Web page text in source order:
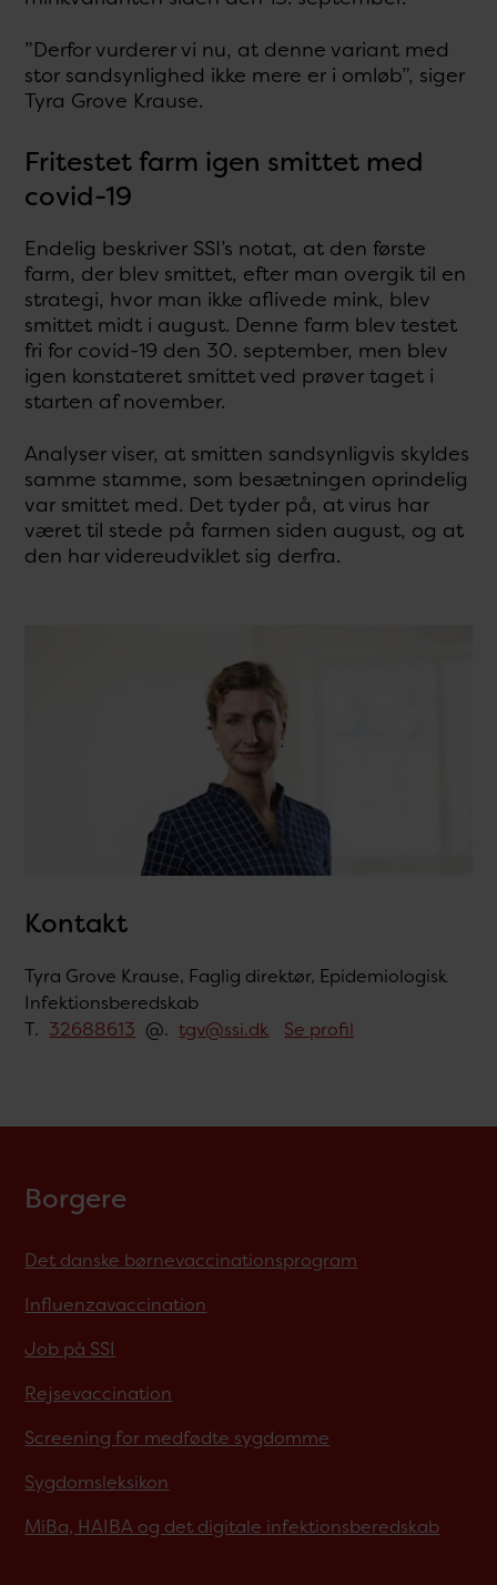
”Derfor vurderer vi nu, at denne variant med
stor sandsynlighed ikke mere er i omløb”, siger
Tyra Grove Krause.
Fritestet farm igen smittet med
covid-19
Endelig beskriver SSI’s notat, at den første
farm, der blev smittet, efter man overgik til en
strategi, hvor man ikke aflivede mink, blev
smittet midt i august. Denne farm blev testet
fri for covid-19 den 30. september, men blev
igen konstateret smittet ved prøver taget i
starten af november.
Analyser viser, at smitten sandsynligvis skyldes
samme stamme, som besætningen oprindelig
var smittet med. Det tyder på, at virus har
været til stede på farmen siden august, og at
den har videreudviklet sig derfra.
Kontakt
Tyra Grove Krause, Faglig direktør, Epidemiologisk
Infektionsberedskab
T. 32688613 @. tgv@ssi.dk Se profil
Borgere
Det danske børnevaccinationsprogram
Influenzavaccination
Job på SSI
Rejsevaccination
Screening for medfødte sygdomme
Sygdomsleksikon
MiBa, HAIBA og det digitale infektionsberedskab